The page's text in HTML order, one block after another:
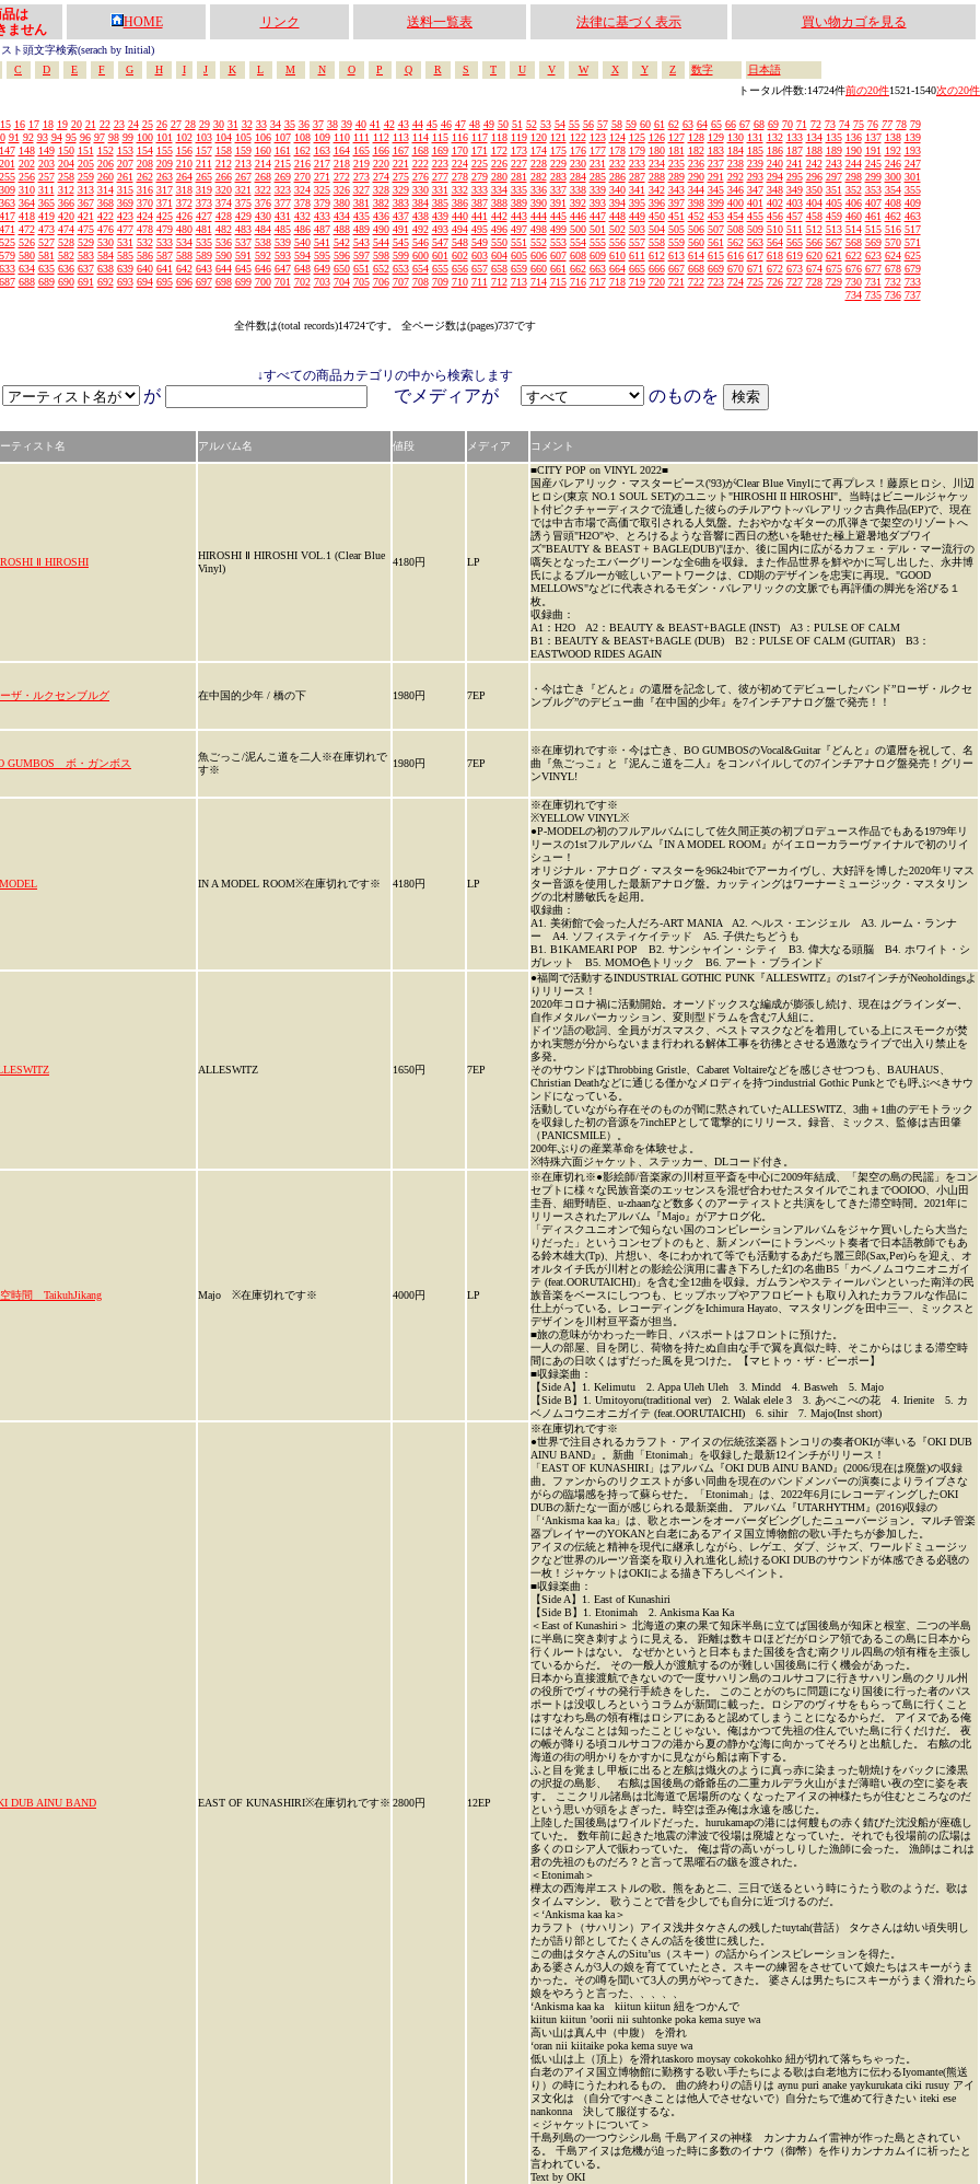
は
ません
HOME リンク 送料一覧表 法律に基づく表示 買い物カゴを見る
ト頭文字検索(serach by Initial)
C
D E F G H I J K L M N O P Q R S T U V W X Y Z 数字
日本語
トータル件数:14724件前の20件1521-1540次の20件
15 16 17 18 19 20 21 22 23 24 25 26 27 28 29 30 31 32 33 34 35 36 37 38 39 40 41 42 43 44 45 46 47 48 49 50 51 52 53 54 55 56 57 58 59 60 61 62 63 64 65 66 67 68 69 70 71 72 73 74 75 76 77 78 79
91 92 93 94 95 96 97 98 99 100 101 102 103 104 105 106 107 108 109 110 111 112 113 114 115 116 117 118 119 120 121 122 123 124 125 126 127 128 129 130 131 132 133 134 135 136 137 138 139
148 149 150 151 152 153 154 155 156 157 158 159 160 161 162 163 164 165 166 167 168 169 170 171 172 173 174 175 176 177 178 179 180 181 182 183 184 185 186 187 188 189 190 191 192 193
202 203 204 205 206 207 208 209 210 211 212 213 214 215 216 217 218 219 220 221 222 223 224 225 226 227 228 229 230 231 232 233 234 235 236 237 238 239 240 241 242 243 244 245 246 247
256 257 258 259 260 261 262 263 264 265 266 267 268 269 270 271 272 273 274 275 276 277 278 279 280 281 282 283 284 285 286 287 288 289 290 291 292 293 294 295 296 297 298 299 300 301
310 311 312 313 314 315 316 317 318 319 320 321 322 323 324 325 326 327 328 329 330 331 332 333 334 335 336 337 338 339 340 341 342 343 344 345 346 347 348 349 350 351 352 353 354 355
364 365 366 367 368 369 370 371 372 373 374 375 376 377 378 379 380 381 382 383 384 385 386 387 388 389 390 391 392 393 394 395 396 397 398 399 400 401 402 403 404 405 406 407 408 409
418 419 420 421 422 423 424 425 426 427 428 429 430 431 432 433 434 435 436 437 438 439 440 441 442 443 444 445 446 447 448 449 450 451 452 453 454 455 456 457 458 459 460 461 462 463
472 473 474 475 476 477 478 479 480 481 482 483 484 485 486 487 488 489 490 491 492 493 494 495 496 497 498 499 500 501 502 503 504 505 506 507 508 509 510 511 512 513 514 515 516 517
526 527 528 529 530 531 532 533 534 535 536 537 538 539 540 541 542 543 544 545 546 547 548 549 550 551 552 553 554 555 556 557 558 559 560 561 562 563 564 565 566 567 568 569 570 571
580 581 582 583 584 585 586 587 588 589 590 591 592 593 594 595 596 597 598 599 600 601 602 603 604 605 606 607 608 609 610 611 612 613 614 615 616 617 618 619 620 621 622 623 624 625
634 635 636 637 638 639 640 641 642 643 644 645 646 647 648 649 650 651 652 653 654 655 656 657 658 659 660 661 662 663 664 665 666 667 668 669 670 671 672 673 674 675 676 677 678 679
688 689 690 691 692 693 694 695 696 697 698 699 700 701 702 703 704 705 706 707 708 709 710 711 712 713 714 715 716 717 718 719 720 721 722 723 724 725 726 727 728 729 730 731 732 733
734 735 736 737
全件数は(total records)14724です。 全ページ数は(pages)737です
↓すべての商品カテゴリの中から検索します
が でメディアが のものを
ティスト名 アルバム名 値段 メディア コメント
Ⅱ HIROSHI
HIROSHI Ⅱ HIROSHI VOL.1 (Clear Blue
Vinyl)
4180円 LP
■CITY POP on VINYL 2022■
国産バレアリック・マスターピース('93)がClear Blue Vinylにて再プレス！藤原ヒロシ、川辺
ヒロシ(東京 NO.1 SOUL SET)のユニット"HIROSHI II HIROSHI"。当時はビニールジャケッ
ト付ピクチャーディスクで流通した彼らのチルアウト~バレアリック古典作品(EP)で、現在
では中古市場で高価で取引される人気盤。たおやかなギターの爪弾きで架空のリゾートへ
誘う冒頭"H2O"や、とろけるような音響に西日の愁いを馳せた極上避暑地ダブワイ
ズ"BEAUTY & BEAST + BAGLE(DUB)"ほか、後に国内に広がるカフェ・デル・マー流行の
嚆矢となったエバーグリーンな全6曲を収録。また作品世界を鮮やかに写し出した、永井博
氏によるブルーが眩しいアートワークは、CD期のデザインを忠実に再現。"GOOD
MELLOWS"などに代表されるモダン・バレアリックの文脈でも再評価の脚光を浴びる１
枚。
収録曲：
A1：H2O A2：BEAUTY & BEAST+BAGLE (INST) A3：PULSE OF CALM
B1：BEAUTY & BEAST+BAGLE (DUB) B2：PULSE OF CALM (GUITAR) B3：
EASTWOOD RIDES AGAIN
ザ・ルクセンブルグ 在中国的少年 / 橋の下 1980円 7EP
・今は亡き『どんと』の還暦を記念して、彼が初めてデビューしたバンド”ローザ・ルクセ
ンブルグ”のデビュー曲『在中国的少年』を7インチアナログ盤で発売！！
GUMBOS ボ・ガンボス
魚ごっこ/泥んこ道を二人※在庫切れで
す※
1980円 7EP
※在庫切れです※・今は亡き、BO GUMBOSのVocal&Guitar『どんと』の還暦を祝して、名
曲『魚ごっこ』と『泥んこ道を二人』をコンパイルしての7インチアナログ盤発売！グリー
ンVINYL!
IN A MODEL ROOM※在庫切れです※ 4180円 LP
※在庫切れです※
※YELLOW VINYL※
●P-MODELの初のフルアルバムにして佐久間正英の初プロデュース作品でもある1979年リ
リースの1stフルアルバム『IN A MODEL ROOM』がイエローカラーヴァイナルで初のリイ
シュー！
オリジナル・アナログ・マスターを96k24bitでアーカイヴし、大好評を博した2020年リマス
ター音源を使用した最新アナログ盤。カッティングはワーナーミュージック・マスタリン
グの北村勝敏氏を起用。
収録曲：
A1. 美術館で会った人だろ-ART MANIA A2. ヘルス・エンジェル A3. ルーム・ランナ
ー A4. ソフィスティケイテッド A5. 子供たちどうも
B1. B1KAMEARI POP B2. サンシャイン・シティ B3. 偉大なる頭脳 B4. ホワイト・シ
ガレット B5. MOMO色トリック B6. アート・ブラインド
ALLESWITZ 1650円 7EP
●福岡で活動するINDUSTRIAL GOTHIC PUNK『ALLESWITZ』の1st7インチがNeoholdingsよ
りリリース！
2020年コロナ禍に活動開始。オーソドックスな編成が膨張し続け、現在はグラインダー、
自作メタルパーカッション、変則型ドラムを含む7人組に。
ドイツ語の歌詞、全員がガスマスク、ペストマスクなどを着用している上にスモークが焚
かれ実態が分からないまま行われる解体工事を彷彿とさせる過激なライブで出入り禁止を
多発。
そのサウンドはThrobbing Gristle、Cabaret Voltaireなどを感じさせつつも、BAUHAUS、
Christian Deathなどに通じる僅かなメロディを持つindustrial Gothic Punkとでも呼ぶべきサウ
ンドになっている。
活動していながら存在そのものが闇に黙されていたALLESWITZ、3曲＋1曲のデモトラック
を収録した初の音源を7inchEPとして電撃的にリリース。録音、ミックス、監修は吉田肇
（PANICSMILE）。
200年ぶりの産業革命を体験せよ。
※特殊六面ジャケット、ステッカー、DLコード付き。
時間 TaikuhJikang Majo ※在庫切れです※ 4000円 LP
※在庫切れ※●影絵師/音楽家の川村亘平斎を中心に2009年結成、「架空の島の民謡」をコン
セプトに様々な民族音楽のエッセンスを混ぜ合わせたスタイルでこれまでOOIOO、小山田
圭吾、細野晴臣、u-zhaanなど数多くのアーティストと共演をしてきた滞空時間。2021年に
リリースされたアルバム『Majo』がアナログ化。
「ディスクユニオンで知らない国のコンピレーションアルバムをジャケ買いしたら大当た
りだった」というコンセプトのもと、新メンバーにトランペット奏者で日本語教師でもあ
る鈴木雄大(Tp)、片想い、冬にわかれて等でも活動するあだち麗三郎(Sax,Per)らを迎え、オ
オルタイチ氏が川村との影絵公演用に書き下ろした幻の名曲B5「カベノムコウニオニガイ
テ (feat.OORUTAICHI)」を含む全12曲を収録。ガムランやスティールパンといった南洋の民
族音楽をベースにしつつも、ヒップホップやアフロビートも取り入れたカラフルな作品に
仕上がっている。レコーディングをIchimura Hayato、マスタリングを田中三一、ミックスと
デザインを川村亘平斎が担当。
■旅の意味がかわった一昨日、パスポートはフロントに預けた。
一人の部屋、目を閉じ、荷物を持たぬ自由な手で翼を真似た時、そこからはじまる滞空時
間にあの日吹くはずだった風を見つけた。【マヒトゥ・ザ・ピーポー】
■収録楽曲：
【Side A】1. Kelimutu 2. Appa Uleh Uleh 3. Mindd 4. Basweh 5. Majo
【Side B】1. Umitoyoru(traditional ver) 2. Walak elele 3 3. あべこべの花 4. Irienite 5. カ
ベノムコウニオニガイテ (feat.OORUTAICHI) 6. sihir 7. Majo(Inst short)
DUB AINU BAND EAST OF KUNASHIRI※在庫切れです※ 2800円 12EP
※在庫切れです※
●世界で注目されるカラフト・アイヌの伝統弦楽器トンコリの奏者OKIが率いる『OKI DUB
AINU BAND』。新曲「Etonimah」を収録した最新12インチがリリース！
「EAST OF KUNASHIRI」はアルバム『OKI DUB AINU BAND』(2006/現在は廃盤)の収録
曲。ファンからのリクエストが多い同曲を現在のバンドメンバーの演奏によりライブさな
がらの臨場感を持って蘇らせた。「Etonimah」は、2022年6月にレコーディングしたOKI
DUBの新たな一面が感じられる最新楽曲。 アルバム『UTARHYTHM』(2016)収録の
「‘Ankisma kaa ka」は、歌とホーンをオーバーダビングしたニューバージョン。マルチ管楽
器プレイヤーのYOKANと白老にあるアイヌ国立博物館の歌い手たちが参加した。
アイヌの伝統と精神を現代に継承しながら、レゲエ、ダブ、ジャズ、ワールドミュージッ
クなど世界のルーツ音楽を取り入れ進化し続けるOKI DUBのサウンドが体感できる必聴の
一枚！ジャケットはOKIによる描き下ろしペイント。
■収録楽曲：
【Side A】1. East of Kunashiri
【Side B】1. Etonimah 2. Ankisma Kaa Ka
＜East of Kunashiri＞ 北海道の東の果て知床半島に立てば国後島が知床と根室、二つの半島
に半島に突き刺すように見える。 距離は数キロほどだがロシア領であるこの島に日本から
行くルートはない。 なぜかというと日本もまた国後を含む南クリル四島の領有権を主張し
ているからだ。 その一般人が渡航するのが難しい国後島に行く機会があった。
日本から直接渡航できないので一度サハリン島のコルサコフに行きサハリン島のクリル州
の役所でヴィサの発行手続きをした。 このことがのちに問題になり国後に行った者のパス
ポートは没収しろというコラムが新聞に載った。ロシアのヴィサをもらって島に行くこと
はすなわち島の領有権はロシアにあると認めてしまうことになるからだ。 アイヌである俺
にはそんなことは知ったことじゃない。俺はかつて先祖の住んでいた島に行くだけだ。 夜
の帳が降りる頃コルサコフの港から夏の静かな海に向かってそろりと出航した。 右舷の北
海道の街の明かりをかすかに見ながら船は南下する。
ふと目を覚まし甲板に出ると左舷は熾火のように真っ赤に染まった朝焼けをバックに漆黒
の択捉の島影、 右舷は国後島の爺爺岳の二重カルデラ火山がまだ薄暗い夜の空に姿を表
す。 ここクリル諸島は北海道で居場所のなくなったアイヌの神様たちが住むところなのだ
という思いが頭をよぎった。時空は歪み俺は永遠を感じた。
上陸した国後島はワイルドだった。hurukamapの港には何艘もの赤く錆びた沈没船が座礁し
ていた。 数年前に起きた地震の津波で役場は廃墟となっていた。それでも役場前の広場は
多くのロシア人で賑わっていた。 俺は背の高いがっしりした漁師に会った。 漁師はこれは
君の先祖のものだろ？と言って黒曜石の鏃を渡された。
＜Etonimah＞
樺太の西海岸エストルの歌。熊をあと二、三日で送るという時にうたう歌のようだ。歌は
タイムマシン。 歌うことで昔を少しでも自分に近づけるのだ。
＜‘Ankisma kaa ka＞
カラフト（サハリン）アイヌ浅井タケさんの残したtuytah(昔話） タケさんは幼い頃失明し
たが語り部としてたくさんの話を後世に残した。
この曲はタケさんのSitu’us（スキー）の話からインスピレーションを得た。
ある婆さんが3人の娘を育てていたとさ。スキーの練習をさせていて娘たちはスキーがうま
かった。その噂を聞いて3人の男がやってきた。 婆さんは男たちにスキーがうまく滑れたら
娘をやろうと言った、、、、、
‘Ankisma kaa ka kiitun kiitun 紐をつかんで
kiitun kiitun ’oorii nii suhtonke poka kema suye wa
高い山は真ん中（中腹） を滑れ
‘oran nii kiitaike poka kema suye wa
低い山は上（頂上）を滑れtaskoro moysay cokokohko 紐が切れて落ちちゃった。
白老のアイヌ国立博物館に勤務する歌い手たちによる歌は白老地方に伝わるIyomante(熊送
り）の時にうたわれるもの。 曲の終わりの語りは aynu puri anake yaykurukata ciki rusuy アイ
ヌ文化は （自分ですべきことは他人でさせないで）自分たちで進めて行きたい iteki ese
nankonna 決して服従するな。
＜ジャケットについて＞
千島列島の一つウシシル島 千島アイヌの神様 カンナカムイ雷神が作った島とされてい
る。 千島アイヌは危機が迫った時に多数のイナウ（御幣）を作りカンナカムイに祈ったと
言われている。
Text by OKI